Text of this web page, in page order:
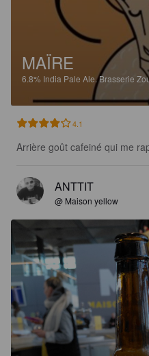
MAÏRE
6.8% India Pale Ale.Brasserie
4.1
Arrière goût cafeiné qui me
ANTTIT
@ Maison yellow